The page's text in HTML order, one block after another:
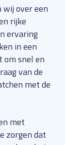
over een
rijke
ervaring
in een
snel en
van de
met de
met
zorgen dat